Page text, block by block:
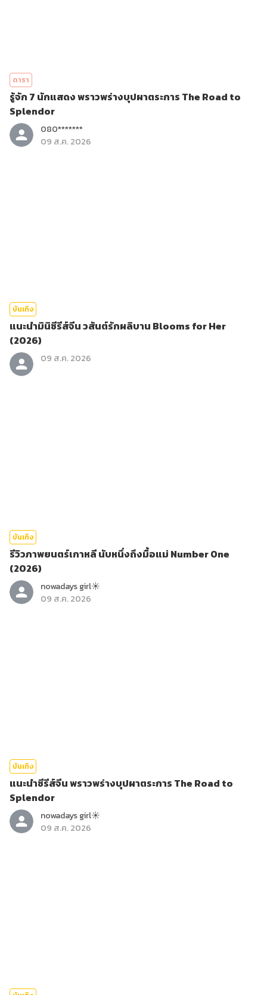
ดารา
รู้จัก 7 นักแสดง พราวพร่างบุปผาตระการ The Road to
Splendor
080*******
09 ส.ค. 2026
บันเทิง
แนะนำมินิซีรีส์จีน วสันต์รักผลิบาน Blooms for Her
(2026)
09 ส.ค. 2026
บันเทิง
รีวิวภาพยนตร์เกาหลี นับหนึ่งถึงมื้อแม่ Number One
(2026)
nowadays girl☀︎︎
09 ส.ค. 2026
บันเทิง
แนะนำซีรีส์จีน พราวพร่างบุปผาตระการ The Road to
Splendor
nowadays girl☀︎︎
09 ส.ค. 2026